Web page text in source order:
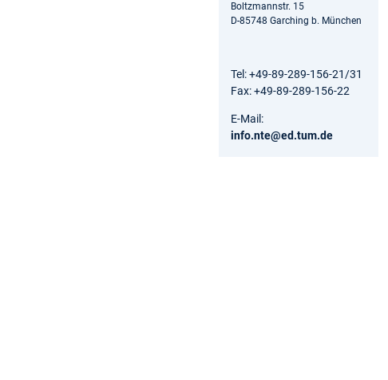
Boltzmannstr. 15
D-85748 Garching b. München
Tel: +49-89-289-156-21/31
Fax: +49-89-289-156-22
E-Mail:
info.nte@ed.tum.de